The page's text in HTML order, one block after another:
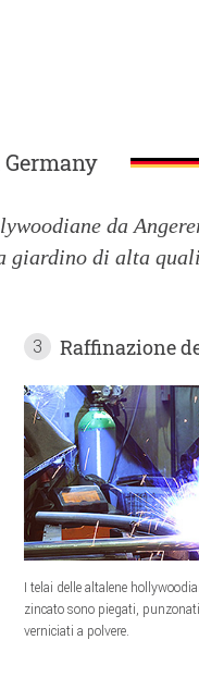
da
giardino di alta
3 Raffinazione
I telai delle altalene
zincato sono piegati,
verniciati a polvere.